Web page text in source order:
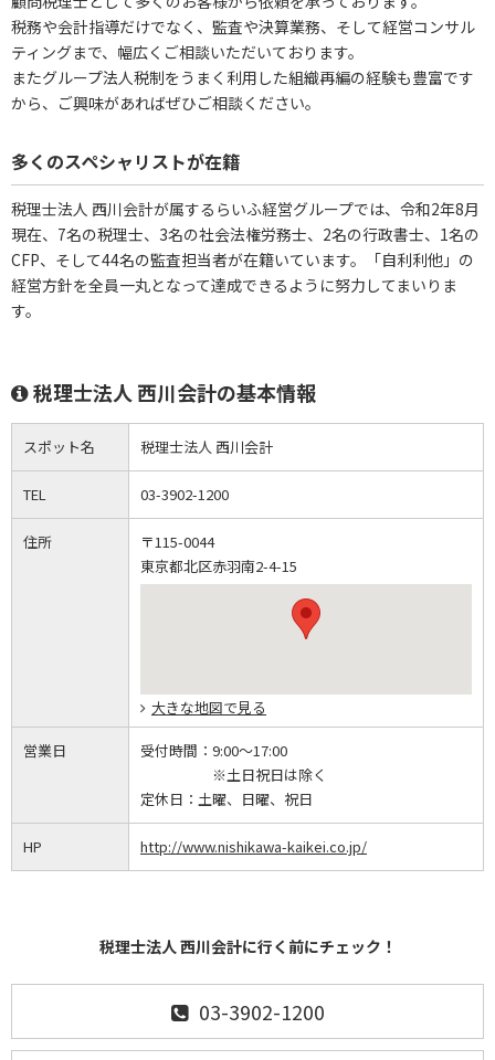
税務や会計指導だけでなく、監査や決算業務、そして経営コンサル
ティングまで、幅広くご相談いただいております。
またグループ法人税制をうまく利用した組織再編の経験も豊富です
から、ご興味があればぜひご相談ください。
多くのスペシャリストが在籍
税理士法人 西川会計が属するらいふ経営グループでは、令和2年8月
現在、7名の税理士、3名の社会法権労務士、2名の行政書士、1名の
CFP、そして44名の監査担当者が在籍いています。「自利利他」の
経営方針を全員一丸となって達成できるように努力してまいりま
す。
税理士法人 西川会計の基本情報
スポット名 税理士法人 西川会計
TEL 03-3902-1200
住所
〒115-0044
東京都北区赤羽南2-4-15
大きな地図で見る
営業日 受付時間： 9:00～17:00
※土日祝日は除く
定休日： 土曜、日曜、祝日
HP http://www.nishikawa-kaikei.co.jp/
税理士法人 西川会計に行く前にチェック！
03-3902-1200